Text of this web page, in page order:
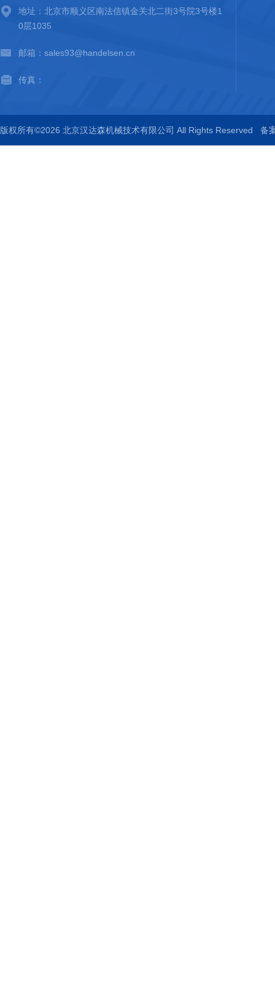
地址：北京市顺义区南法信镇金关北二街3号院3号楼1
0层1035
邮箱：sales93@handelsen.cn
传真：
版权所有©2026 北京汉达森机械技术有限公司 All Rights Reserved 备